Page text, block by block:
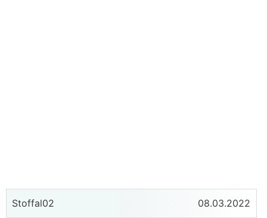
Stoffal02 08.03.2022